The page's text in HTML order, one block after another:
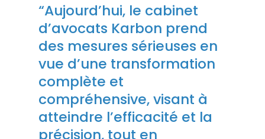
“Aujourd’hui, le cabinet
d’avocats Karbon prend
des mesures sérieuses en
vue d’une transformation
complète et
compréhensive, visant à
atteindre l’efficacité et la
précision, tout en